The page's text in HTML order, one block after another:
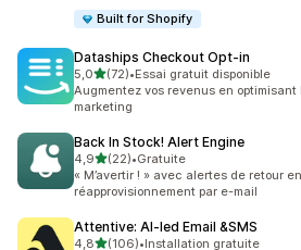
Built for Shopify
Dataships Checkout Opt‑in
5,0étoile(s) sur 5
(72)
72 avis au total
•Essai gratuit disponible
Augmentez vos revenus en
marketing
Back In Stock! Alert Engine
4,9étoile(s) sur 5
(22)
22 avis au total
•Gratuite
« M’avertir ! » avec alertes de retour
réapprovisionnement par e-mail
Attentive: AI‑led Email &SMS
4,8étoile(s) sur 5
(106)•Installation gratuite